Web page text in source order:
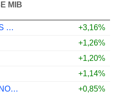
MIB
STMICROELECTRONICS N.V.
+3,16%
+1,26%
+1,20%
+1,14%
DAVIDE CAMPARI-MILANO N.V.
+0,85%